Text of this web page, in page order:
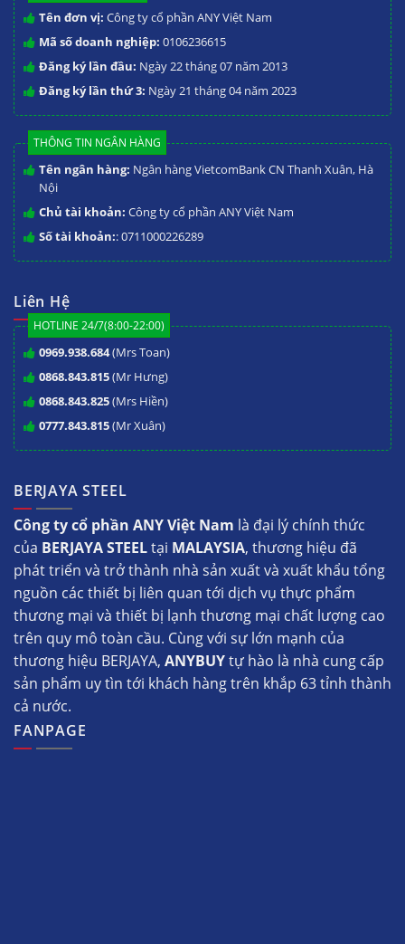
Tên đơn vị: Công ty cổ phần ANY Việt Nam
Mã số doanh nghiệp: 0106236615
Đăng ký lần đầu: Ngày 22 tháng 07 năm 2013
Đăng ký lần thứ 3: Ngày 21 tháng 04 năm 2023
THÔNG TIN NGÂN HÀNG
Tên ngân hàng: Ngân hàng VietcomBank CN Thanh Xuân, Hà
Nội
Chủ tài khoản: Công ty cổ phần ANY Việt Nam
Số tài khoản:: 0711000226289
Liên Hệ
HOTLINE 24/7(8:00-22:00)
0969.938.684(Mrs Toan)
0868.843.815(Mr Hưng)
0868.843.825(Mrs Hiền)
0777.843.815(Mr Xuân)
BERJAYA STEEL
Công ty cổ phần ANY Việt Nam là đại lý chính thức
của BERJAYA STEELtại MALAYSIA, thương hiệu đã
phát triển và trở thành nhà sản xuất và xuất khẩu tổng
nguồn các thiết bị liên quan tới dịch vụ thực phẩm
thương mại và thiết bị lạnh thương mại chất lượng cao
trên quy mô toàn cầu. Cùng với sự lớn mạnh của
thương hiệu BERJAYA, ANYBUYtự hào là nhà cung cấp
sản phẩm uy tìn tới khách hàng trên khắp 63 tỉnh thành
cả nước.
FANPAGE